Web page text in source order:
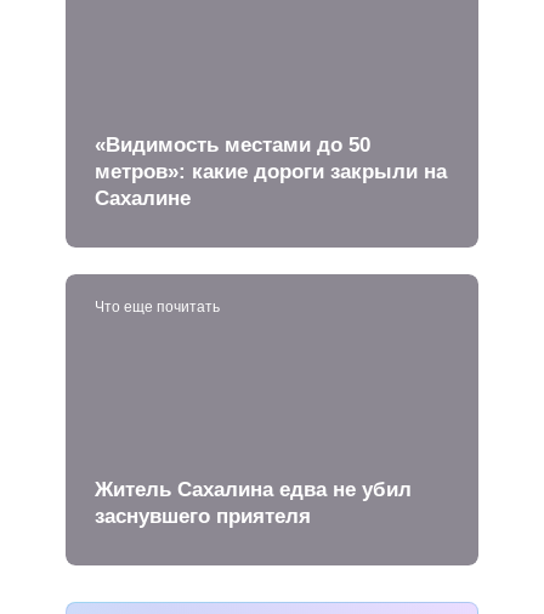
«Видимость местами до 50
метров»: какие дороги закрыли на
Сахалине
Что еще почитать
Житель Сахалина едва не убил
заснувшего приятеля